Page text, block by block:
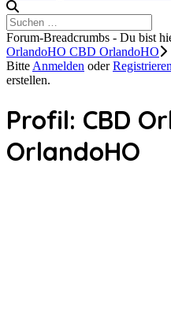
Forum-Breadcrumbs - Du bist
OrlandoHO CBD OrlandoHO
Bitte Anmelden oderRegistrieren
erstellen.
Profil: CBD
OrlandoHO